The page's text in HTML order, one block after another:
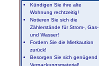
Kündigen Sie ihre alte
Wohnung rechtzeitig!
Notieren Sie sich die
Zählerstände für Strom-, Gas-
und Wasser!
Fordern Sie die Mietkaution
zurück!
Besorgen Sie sich genügend
Verpackungsmaterial!